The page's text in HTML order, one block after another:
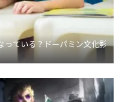
っている？ドーパミン文化影